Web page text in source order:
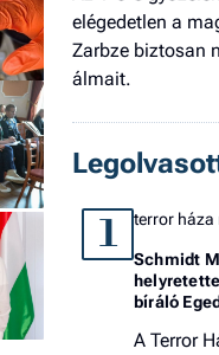
elégedetlen a
Zarbze biztosan
álmait.
1 terror háza
Schmidt
bíráló
A Terror